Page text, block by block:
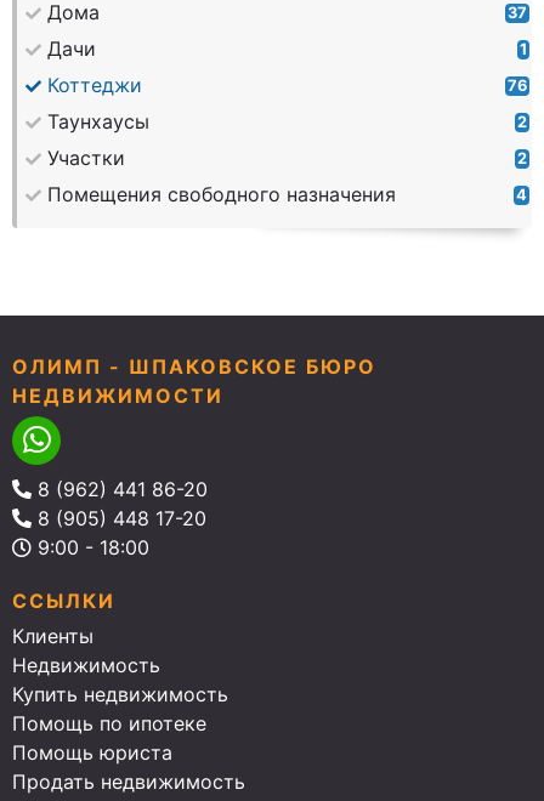
Дома 37
Дачи 1
Коттеджи 76
Таунхаусы 2
Участки 2
Помещения свободного назначения 4
ОЛИМП - ШПАКОВСКОЕ БЮРО
НЕДВИЖИМОСТИ
8 (962) 441 86-20
8 (905) 448 17-20
9:00 - 18:00
ССЫЛКИ
Клиенты
Недвижимость
Купить недвижимость
Помощь по ипотеке
Помощь юриста
Продать недвижимость